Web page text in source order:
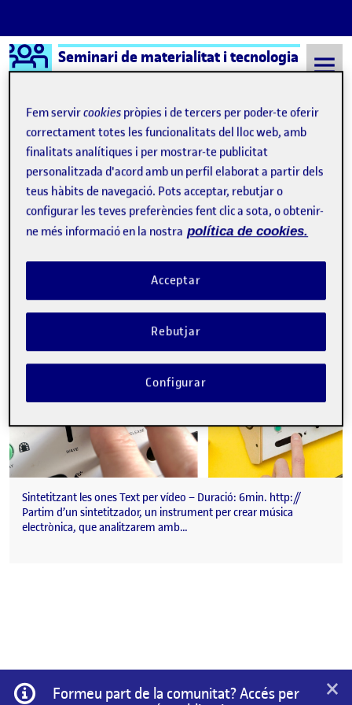
Saltar al contingut
Logo Ágora
Seminari de materialitat i tecnologia
Semestre 20222 - Aula 1 materialitat
materialitat
Vídeo PAC2 –Materialitati Tecnologia
Publicat per
Jordi Llort Figuerola
Data de publicació24 juliol, 2023 4:25 pm
-comentariel Vídeo PAC2 –
Sintetitzant les ones Text per vídeo – Duració: 6min. http://
Partim d’un sintetitzador, un instrument per crear música
electrònica, que analitzarem amb…
Informació
Formeu part de la comunitat? Accés per
×
Fem servircookies pròpies i de tercers per poder-te oferir
correctament totes les funcionalitats del lloc web, amb
finalitats analítiques i per mostrar-te publicitat
personalitzada d'acord amb un perfil elaborat a partir dels
teus hàbits de navegació. Pots acceptar, rebutjar o
configurar les teves preferències fent clic a sota, o obtenir-
ne més informació en la nostra política de cookies.
Rebutjar
Acceptar
Configurar